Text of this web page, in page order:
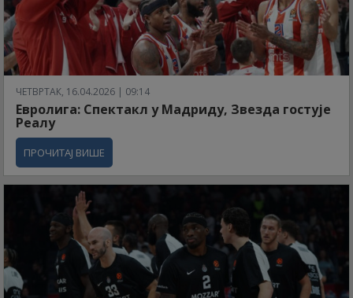
ЧЕТВРТАК, 16.04.2026 | 09:14
Евролига: Спектакл у Мадриду, Звезда гостује
Реалу
ПРОЧИТАЈ ВИШЕ